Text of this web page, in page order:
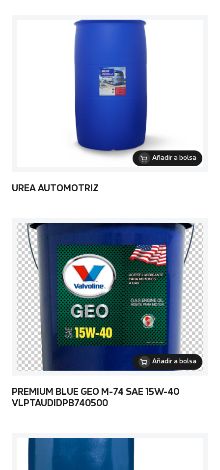
Añadir a bolsa
UREA AUTOMOTRIZ
Añadir a bolsa
PREMIUM BLUE GEO M-74 SAE 15W-40
VLPTAUDIDPB740500